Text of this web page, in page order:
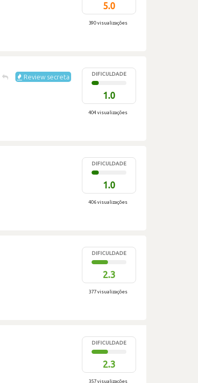
5.0
390 visualizações
Review secreta DIFICULDADE
1.0
404 visualizações
DIFICULDADE
1.0
406 visualizações
DIFICULDADE
2.3
377 visualizações
DIFICULDADE
2.3
357 visualizações